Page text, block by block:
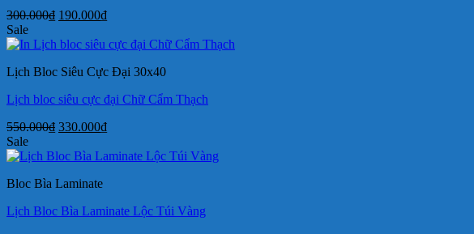
300.000₫ Giá
là:
190.000₫Giá
tại
190.000₫.
Sale
Lịch Bloc Siêu Cực Đại 30x40
Lịch bloc siêu cực đại Chữ Cẩm Thạch
550.000₫ Giá
là:
330.000₫Giá
tại
Sale
Bloc Bìa Laminate
Lịch Bloc Bìa Laminate Lộc Túi Vàng